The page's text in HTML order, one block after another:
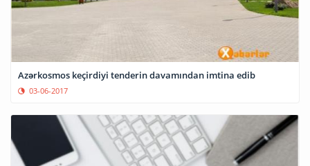
Azərkosmos keçirdiyi tenderin davamından imtina edib
03-06-2017